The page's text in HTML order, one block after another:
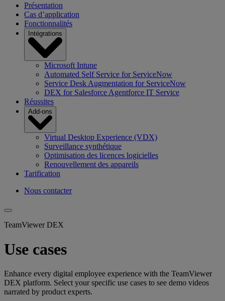
Présentation
Cas d’application
Fonctionnalités
Intégrations
Microsoft Intune
Automated Self Service for ServiceNow
Service Desk Augmentation for ServiceNow
DEX for Salesforce Agentforce IT Service
Réussites
Add-ons
Virtual Desktop Experience (VDX)
Surveillance synthétique
Optimisation des licences logicielles
Renouvellement des appareils
Tarification
Nous contacter
TeamViewer DEX
Use cases
Enhance every digital employee experience with the TeamViewer
DEX platform. Select your specific use cases to see demo videos
narrated by product experts.